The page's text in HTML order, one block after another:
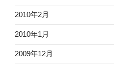
2010年2月
2010年1月
2009年12月